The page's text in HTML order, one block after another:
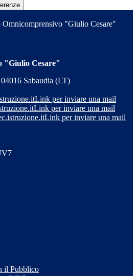
Omnicomprensivo "Giulio Cesare"
"Giulio Cesare"
Sabaudia (LT)
Link per inviare una mail
Link per inviare una mail
Link per inviare una mail
il Pubblico